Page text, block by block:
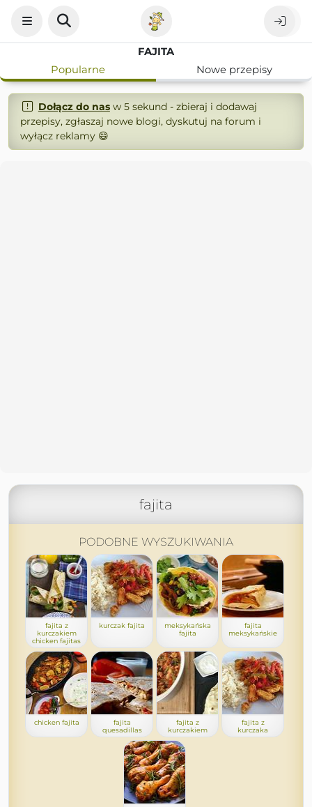
FAJITA
Popularne
Nowe przepisy
Dołącz do nasw 5 sekund - zbieraj i dodawaj
przepisy, zgłaszaj nowe blogi, dyskutuj na forum i
wyłącz reklamy 😄
fajita
PODOBNE WYSZUKIWANIA
fajita z
kurczakiem
chicken fajitas
kurczak fajita
meksykańska
fajita
fajita
meksykańskie
chicken fajita
fajita
quesadillas
fajita z
kurczakiem
fajita z
kurczaka